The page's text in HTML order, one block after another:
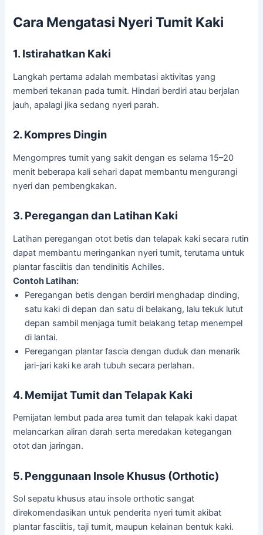
Cara Mengatasi Nyeri Tumit Kaki
1. Istirahatkan Kaki
Langkah pertama adalah membatasi aktivitas yang
memberi tekanan pada tumit. Hindari berdiri atau berjalan
jauh, apalagi jika sedang nyeri parah.
2. Kompres Dingin
Mengompres tumit yang sakit dengan es selama 15–20
menit beberapa kali sehari dapat membantu mengurangi
nyeri dan pembengkakan.
3. Peregangan dan Latihan Kaki
Latihan peregangan otot betis dan telapak kaki secara rutin
dapat membantu meringankan nyeri tumit, terutama untuk
plantar fasciitis dan tendinitis Achilles.
Contoh Latihan:
Peregangan betis dengan berdiri menghadap dinding,
satu kaki di depan dan satu di belakang, lalu tekuk lutut
depan sambil menjaga tumit belakang tetap menempel
di lantai.
Peregangan plantar fascia dengan duduk dan menarik
jari-jari kaki ke arah tubuh secara perlahan.
4. Memijat Tumit dan Telapak Kaki
Pemijatan lembut pada area tumit dan telapak kaki dapat
melancarkan aliran darah serta meredakan ketegangan
otot dan jaringan.
5. Penggunaan Insole Khusus (Orthotic)
Sol sepatu khusus atau insole orthotic sangat
direkomendasikan untuk penderita nyeri tumit akibat
plantar fasciitis, taji tumit, maupun kelainan bentuk kaki.